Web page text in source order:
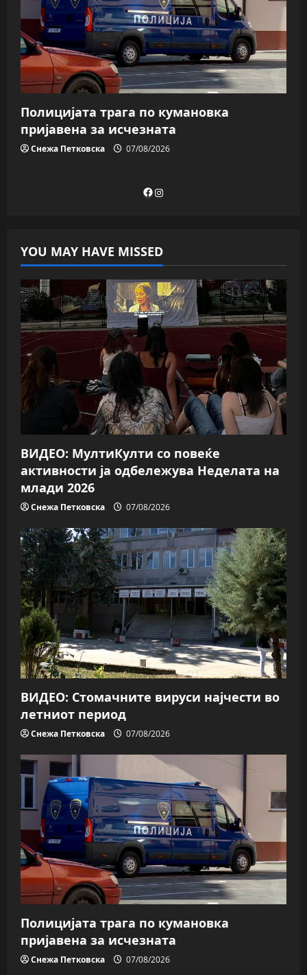
Полицијата трага пo кумановка
пријавена за исчезната
Снежа Петковска 07/08/2026
Facebook
Instagram
YOU MAY HAVE MISSED
ВИДЕО: МултиКулти со повеќе
активности ја одбележува Неделата на
млади 2026
Снежа Петковска 07/08/2026
ВИДЕО: Стомачните вируси најчести во
летниот период
Снежа Петковска 07/08/2026
Полицијата трага пo кумановка
пријавена за исчезната
Снежа Петковска 07/08/2026